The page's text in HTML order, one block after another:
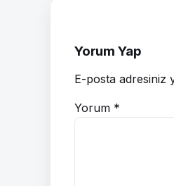
Yorum Yap
E-posta adresiniz
Yorum *